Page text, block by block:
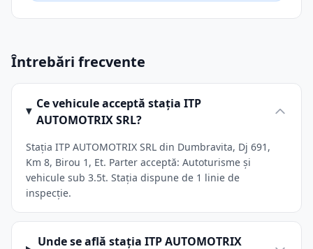
Întrebări frecvente
Ce vehicule acceptă stația ITP
AUTOMOTRIX SRL?
Stația ITP AUTOMOTRIX SRL din Dumbravita, Dj 691,
Km 8, Birou 1, Et. Parter acceptă: Autoturisme și
vehicule sub 3.5t. Stația dispune de 1 linie de
inspecție.
Unde se află stația ITP AUTOMOTRIX